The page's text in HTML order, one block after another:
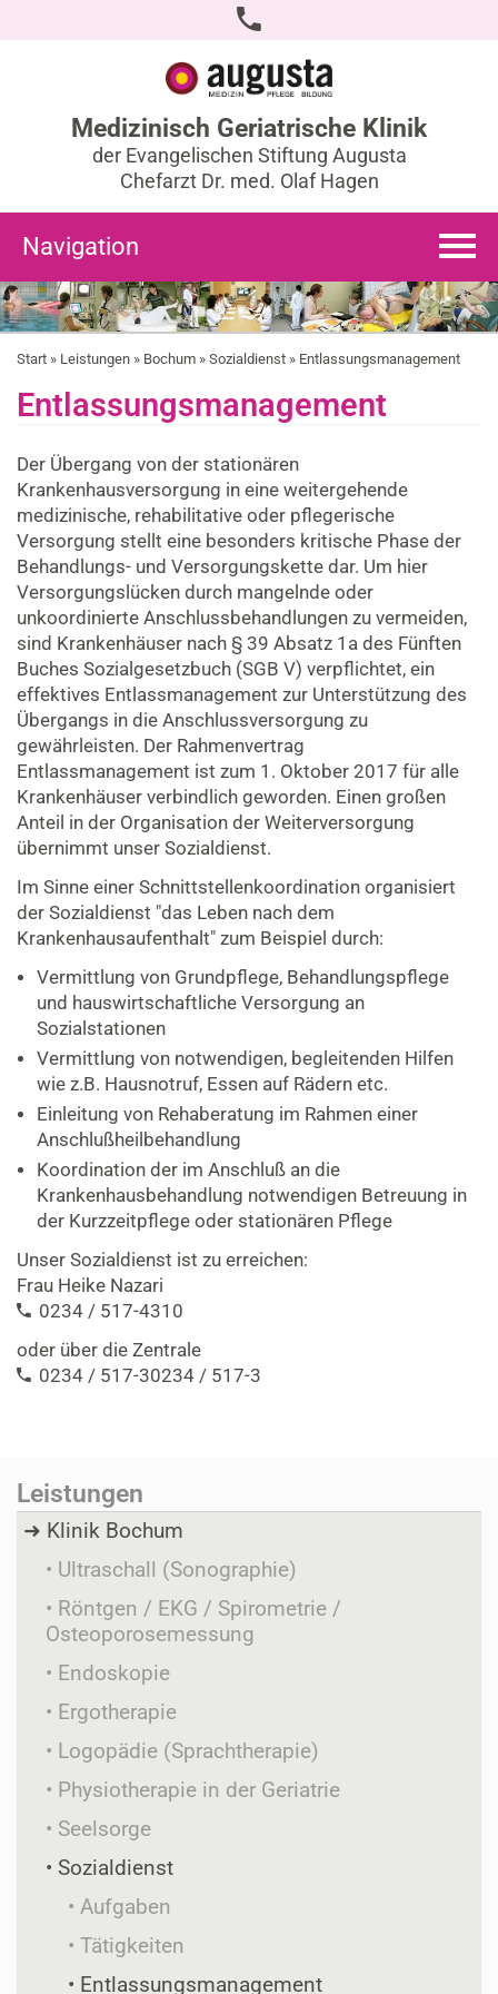
Medizinisch Geriatrische Klinik
der Evangelischen Stiftung Augusta
Chefarzt Dr. med. Olaf Hagen
Navigation
Start » Leistungen » Bochum » Sozialdienst » Entlassungsmanagement
Entlassungsmanagement
Der Übergang von der stationären
Krankenhausversorgung in eine weitergehende
medizinische, rehabilitative oder pflegerische
Versorgung stellt eine besonders kritische Phase der
Behandlungs- und Versorgungskette dar. Um hier
Versorgungslücken durch mangelnde oder
unkoordinierte Anschlussbehandlungen zu vermeiden,
sind Krankenhäuser nach § 39 Absatz 1a des Fünften
Buches Sozialgesetzbuch (SGB V) verpflichtet, ein
effektives Entlassmanagement zur Unterstützung des
Übergangs in die Anschlussversorgung zu
gewährleisten. Der Rahmenvertrag
Entlassmanagement ist zum 1. Oktober 2017 für alle
Krankenhäuser verbindlich geworden. Einen großen
Anteil in der Organisation der Weiterversorgung
übernimmt unser Sozialdienst.
Im Sinne einer Schnittstellenkoordination organisiert
der Sozialdienst "das Leben nach dem
Krankenhausaufenthalt" zum Beispiel durch:
Vermittlung von Grundpflege, Behandlungspflege
und hauswirtschaftliche Versorgung an
Sozialstationen
Vermittlung von notwendigen, begleitenden Hilfen
wie z.B. Hausnotruf, Essen auf Rädern etc.
Einleitung von Rehaberatung im Rahmen einer
Anschlußheilbehandlung
Koordination der im Anschluß an die
Krankenhausbehandlung notwendigen Betreuung in
der Kurzzeitpflege oder stationären Pflege
Unser Sozialdienst ist zu erreichen:
Frau Heike Nazari
0234 / 517-4310
oder über die Zentrale
0234 / 517-30234 / 517-3
Leistungen
Klinik Bochum
Ultraschall (Sonographie)
Röntgen / EKG / Spirometrie /
Osteoporosemessung
Endoskopie
Ergotherapie
Logopädie (Sprachtherapie)
Physiotherapie in der Geriatrie
Seelsorge
Sozialdienst
Aufgaben
Tätigkeiten
Entlassungsmanagement